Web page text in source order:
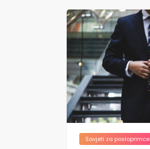
Savjeti za posloprimce